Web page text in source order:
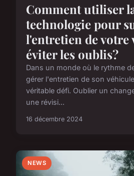
Comment utiliser
technologie pour
l'entretien de votre
éviter les oublis?
Dans un monde où le rythme
gérer l'entretien de son
véritable défi. Oublier un
une révisi...
16 décembre 2024
NEWS